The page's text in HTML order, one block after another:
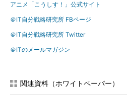
アニメ「こうしす！」公式サイト
＠IT自分戦略研究所 FBページ
＠IT自分戦略研究所 Twitter
＠ITのメールマガジン
関連資料（ホワイトペーパー）